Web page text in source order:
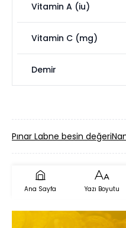
Vitamin A (iu)
Vitamin C (mg)
Demir
Pınar Labne besin değeri
Ana Sayfa Yazı Boyutu